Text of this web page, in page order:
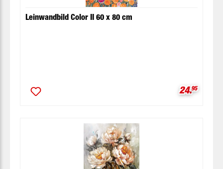
Leinwandbild Color II 60 x 80 cm
24.95